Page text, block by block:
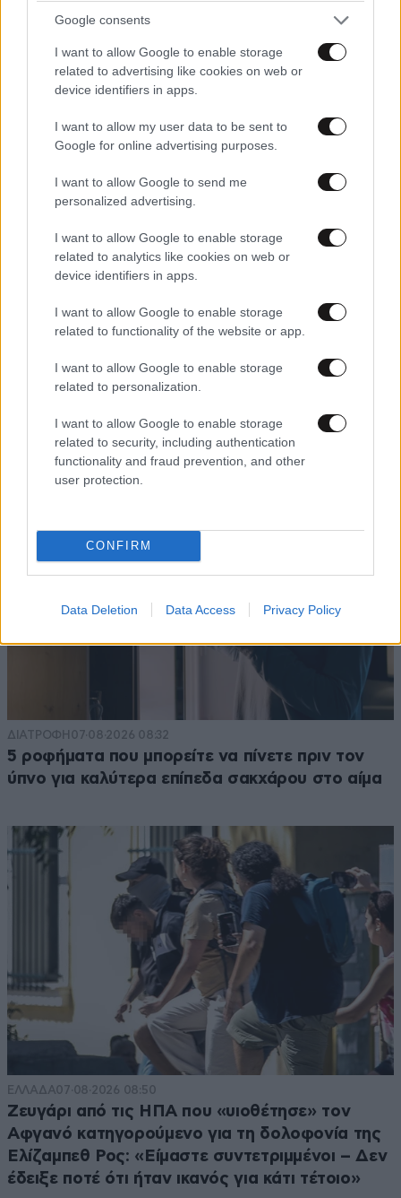
Google consents
I want to allow Google to enable storage
related to advertising like cookies on web or
device identifiers in apps.
I want to allow my user data to be sent to
Google for online advertising purposes.
I want to allow Google to send me
personalized advertising.
I want to allow Google to enable storage
related to analytics like cookies on web or
device identifiers in apps.
I want to allow Google to enable storage
related to functionality of the website or app.
I want to allow Google to enable storage
related to personalization.
I want to allow Google to enable storage
related to security, including authentication
functionality and fraud prevention, and other
user protection.
CONFIRM
Data Deletion Data Access Privacy Policy
ΔΙΑΤΡΟΦΗ 07·08·2026 08:32
5 ροφήματα που μπορείτε να πίνετε πριν τον
ύπνο για καλύτερα επίπεδα σακχάρου στο αίμα
ΕΛΛΑΔΑ07·08·2026 08:50
Ζευγάρι από τις ΗΠΑ που «υιοθέτησε» τον
Αφγανό κατηγορούμενο για τη δολοφονία της
Ελίζαμπεθ Ρος: «Είμαστε συντετριμμένοι – Δεν
έδειξε ποτέ ότι ήταν ικανός για κάτι τέτοιο»